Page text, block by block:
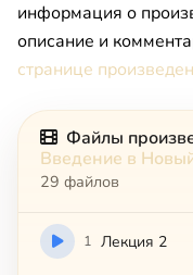
информация о
описание и
странице
Файлы
Введение в
29 файлов
1 Лекция 2